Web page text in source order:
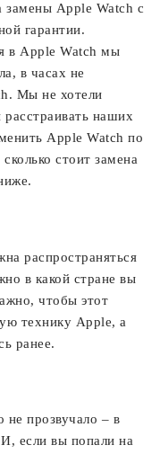
замены Apple Watch с
гарантии.
в Apple Watch мы
в часах не
Мы не хотели
наших
Apple Watch по
стоит замена
распространяться
в какой стране вы
чтобы этот
технику Apple, а
ранее.
не прозвучало – в
если вы попали на